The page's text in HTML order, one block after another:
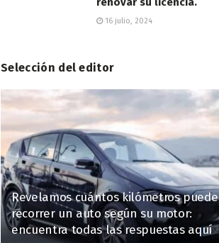
16 julio, 2024
Selección del editor
Revelamos cuántos kilómetros puede
recorrer un auto según su motor:
encuentra todas las respuestas aquí